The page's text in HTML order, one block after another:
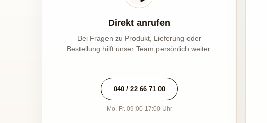
Direkt anrufen
Bei Fragen zu Produkt, Lieferung oder
Bestellung hilft unser Team persönlich weiter.
040 / 22 66 71 00
Mo.-Fr. 09:00-17:00 Uhr